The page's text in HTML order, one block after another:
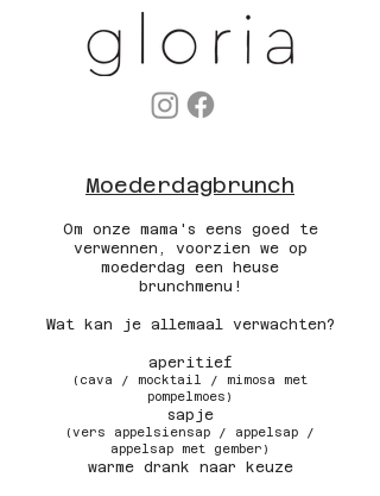
Moederdagbrunch
Om onze mama's eens goed te
verwennen, voorzien we op
moederdag een heuse
brunchmenu!
Wat kan je allemaal verwachten?
aperitief
(cava / mocktail / mimosa met
pompelmoes)
sapje
(vers appelsiensap / appelsap /
appelsap met gember)
warme drank naar keuze